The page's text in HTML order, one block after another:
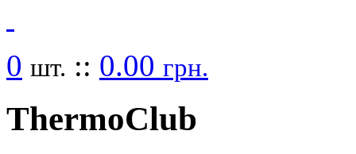
0 шт. :: 0.00 грн.
ThermoClub